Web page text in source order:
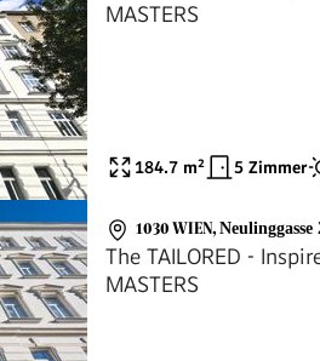
MASTERS
184.7 m² 5 Zimmer
1030 WIEN, Neulinggasse
The TAILORED -
MASTERS